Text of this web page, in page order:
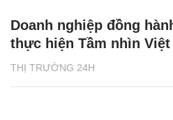
THỊ TRƯỜNG 24H
Doanh nghiệp đồng
thực hiện Tầm nhìn Việt